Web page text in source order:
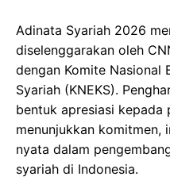
Adinata Syariah 2026
diselenggarakan oleh
dengan Komite Nasional
Syariah (KNEKS).
bentuk apresiasi kepada
menunjukkan komitmen,
nyata dalam
syariah di Indonesia.